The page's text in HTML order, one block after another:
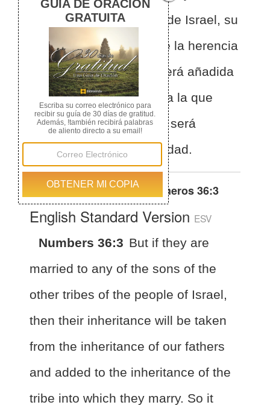
otras tribus de los hijos de Israel, su
heredad será quitada de la herencia
de nuestros padres, y será añadida
a la heredad de la tribu a la que
ellos pertenezcan; y así será
quitada de nuestra heredad.
Otras traducciones de Números 36:3
English Standard Version ESV
Numbers 36:3 But if they are
married to any of the sons of the
other tribes of the people of Israel,
then their inheritance will be taken
from the inheritance of our fathers
and added to the inheritance of the
tribe into which they marry. So it